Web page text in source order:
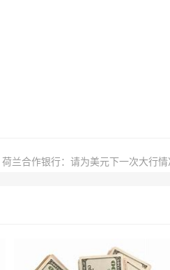
兰合作银行：请为美元下一次大行